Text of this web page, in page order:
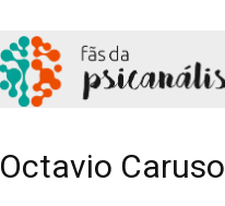
Octavio Caruso